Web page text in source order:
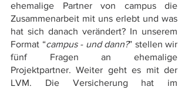
ehemalige Partner von campus die
Zusammenarbeit mit uns erlebt und was
hat sich danach verändert? In unserem
Format “campus - und dann?” stellen wir
fünf Fragen an ehemalige
Projektpartner. Weiter geht es mit der
LVM. Die Versicherung hat im